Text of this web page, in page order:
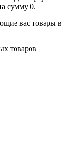
сумму 0.
вас товары в
товаров